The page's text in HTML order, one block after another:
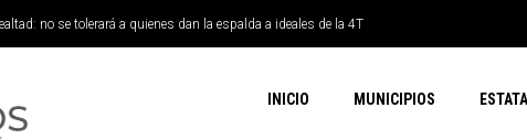
no se tolerará a quienes dan la espalda a ideales de la 4T
INICIO MUNICIPIOS